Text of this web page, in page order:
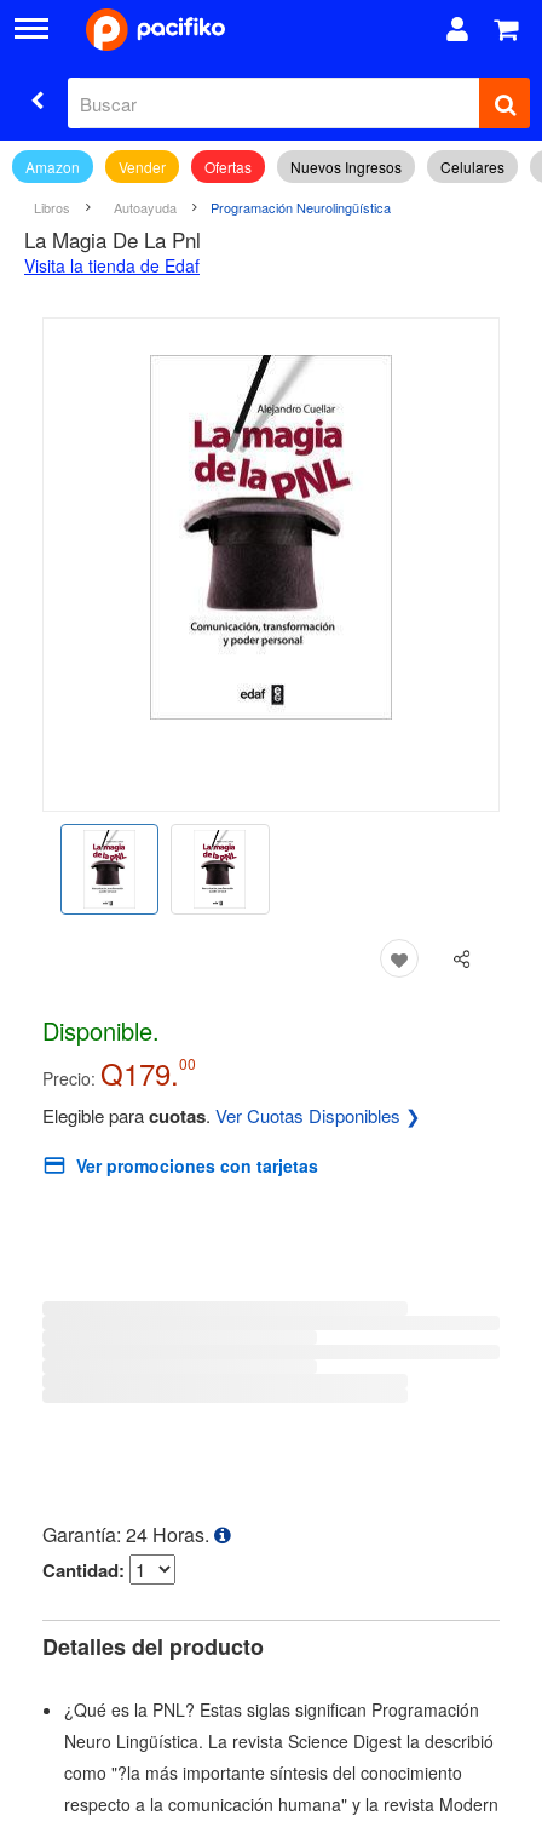
Amazon Vender Ofertas Nuevos Ingresos Celulares
Libros Autoayuda Programación Neurolingüística
La Magia De La Pnl
Visita la tienda de Edaf
Disponible.
Precio: Q179.00
Elegible paracuotas. Ver Cuotas Disponibles ❯
Ver promociones con tarjetas
Garantía: 24 Horas.
Cantidad:
Detalles del producto
¿Qué es la PNL? Estas siglas significan Programación
Neuro Lingüística. La revista Science Digest la describió
como "?la más importante síntesis del conocimiento
respecto a la comunicación humana" y la revista Modern